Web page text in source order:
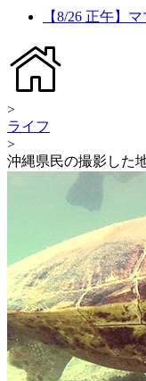
【8/26 正午】
>
ライフ
>
沖縄県民の撮影した